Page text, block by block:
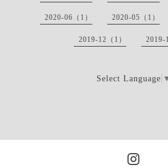
2020-06（1） 2020-05（1）
2019-12（1） 2019-
Select Language